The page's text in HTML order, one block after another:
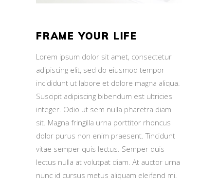
FRAME YOUR LIFE
Lorem ipsum dolor sit amet, consectetur
adipiscing elit, sed do eiusmod tempor
incididunt ut labore et dolore magna aliqua.
Suscipit adipiscing bibendum est ultricies
integer. Odio ut sem nulla pharetra diam
sit. Magna fringilla urna porttitor rhoncus
dolor purus non enim praesent. Tincidunt
vitae semper quis lectus. Semper quis
lectus nulla at volutpat diam. At auctor urna
nunc id cursus metus aliquam eleifend mi.